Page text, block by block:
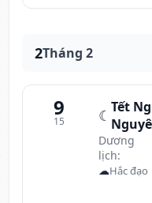
2Tháng 2
9
15 ☾ Tết
Dương
lịch:
☁Hắc đạo